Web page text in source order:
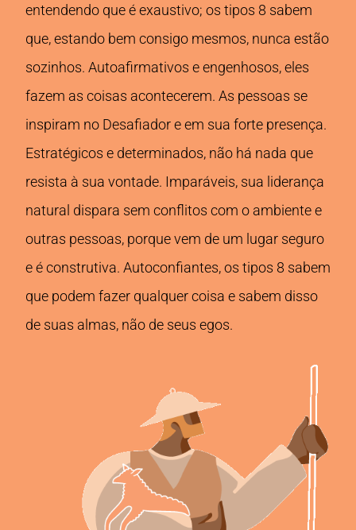
entendendo que é exaustivo; os tipos 8 sabem
que, estando bem consigo mesmos, nunca estão
sozinhos. Autoafirmativos e engenhosos, eles
fazem as coisas acontecerem. As pessoas se
inspiram no Desafiador e em sua forte presença.
Estratégicos e determinados, não há nada que
resista à sua vontade. Imparáveis, sua liderança
natural dispara sem conflitos com o ambiente e
outras pessoas, porque vem de um lugar seguro
e é construtiva. Autoconfiantes, os tipos 8 sabem
que podem fazer qualquer coisa e sabem disso
de suas almas, não de seus egos.